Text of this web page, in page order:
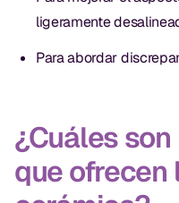
ligeramente
Para abordar
¿Cuáles
que ofrecen